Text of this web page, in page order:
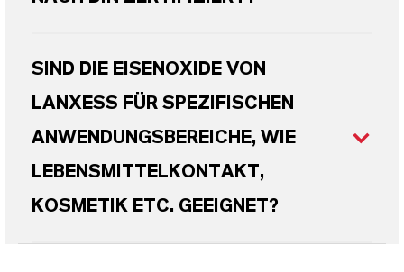
SIND DIE EISENOXIDE VON
LANXESS FÜR SPEZIFISCHEN
ANWENDUNGSBEREICHE, WIE
LEBENSMITTELKONTAKT,
KOSMETIK ETC. GEEIGNET?